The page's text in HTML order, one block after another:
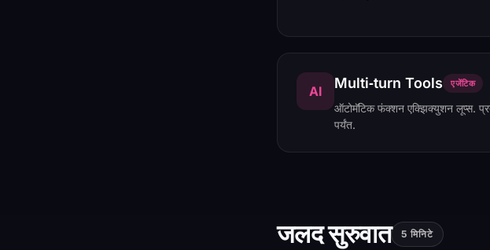
AI Multi‑turn Tools एजेंटिक
ऑटोमॅटिक फंक्शन एक्झिक्युशन लूप्स.
पर्यंत.
जलद सुरुवात 5 मिनिटे